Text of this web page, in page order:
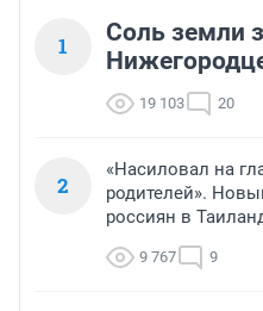
1
Соль земли
19 103 20
2
«Насиловал на
родителей».
россиян в
9 767 9